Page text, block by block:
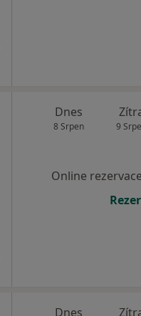
Dnes
8 Srpen 9
Online
Dnes